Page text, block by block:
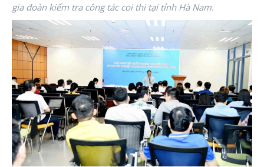
gia đoàn kiểm tra công tác coi thi tại tỉnh Hà Nam.